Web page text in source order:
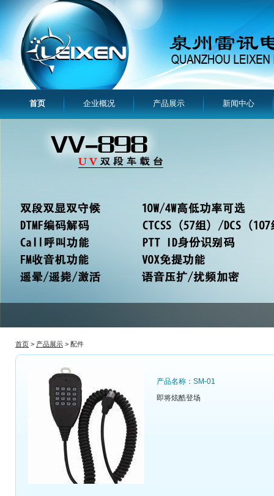
首页 企业概况 产品展示 新闻中心
首页 > 产品展示 > 配件
产品名称：SM-01
即将炫酷登场